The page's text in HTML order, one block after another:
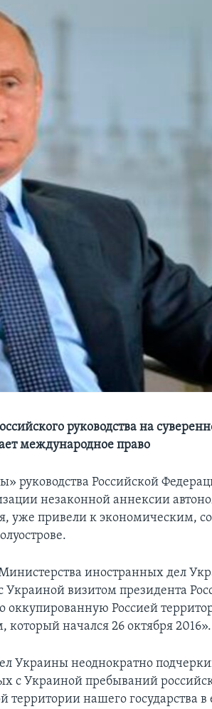
руководства на
международное право
руководства Российской
незаконной аннексии
уже привели к экономическим,
иностранных дел
визитом президента
оккупированную Россией
начался 26 октября 2016».
Украины неоднократно
с Украиной пребываний
нашего государства в